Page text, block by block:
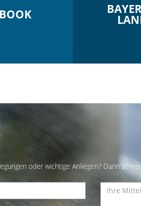
oder wichtige Anliegen? Dann